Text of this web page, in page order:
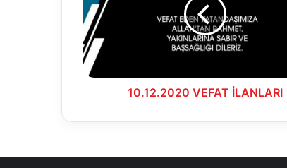
10.12.2020 VEFAT İLANLARI